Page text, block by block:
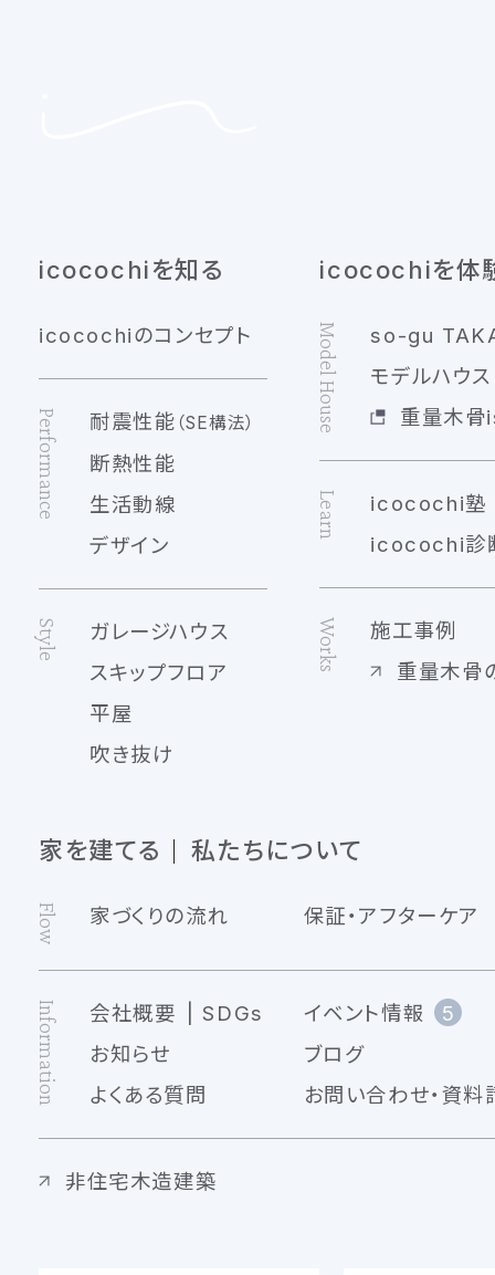
icocochiを知る
icocochiのコンセプト
Performance 耐震性能 （SE構法）
断熱性能
生活動線
デザイン
Style
ガレージハウス
スキップフロア
平屋
吹き抜け
icocochiを体
Model House
so-gu
モデルハウ
重量木
Learn
icocochi塾
icocochi診
Works
施工事例
重量木骨
家を建てる 私たちについて
Flow 家づくりの流れ 保証・アフターケア
Information 会社概要 SDGs イベント情報
5
お知らせ
ブログ
よくある質問
お問い合わせ・資料
非住宅木造建築